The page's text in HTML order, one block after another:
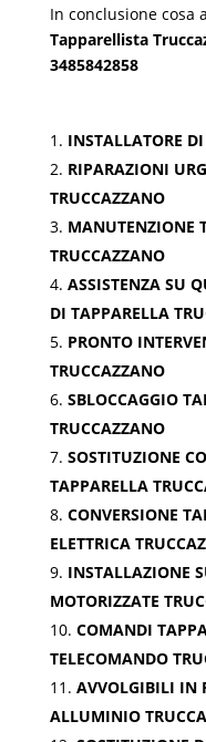
In conclusione cosa
Tapparellista
3485842858
INSTALLATORE
RIPARAZIONI
TRUCCAZZANO
MANUTENZIONE
TRUCCAZZANO
ASSISTENZA SU
DI TAPPARELLA
PRONTO
TRUCCAZZANO
SBLOCCAGGIO
TRUCCAZZANO
SOSTITUZIONE
TAPPARELLA
CONVERSIONE
ELETTRICA
INSTALLAZIONE
MOTORIZZATE
COMANDI
TELECOMANDO
AVVOLGIBILI IN
ALLUMINIO